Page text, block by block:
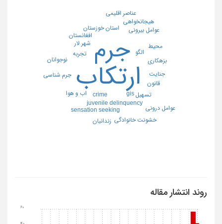
ارتكاب
جرم
crime
gis
juvenile delinquency
sensation seeking
اب و هوا
استان خوزستان
افغانستان
الگو
بزهكاري
تجربه
تسهيل
جرم شناسي جنايت
خشونت خانوادگي زندانيان
شهر لار
عناصر اقليمي
عوامل بيروني
عوامل دروني
قانون
محيط
نوجوانان
هيجانخواهي
روند انتشار مقاله
60